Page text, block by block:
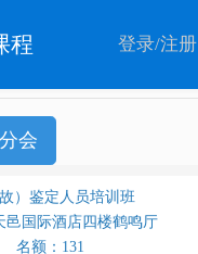
程 登录/注册
会
）鉴定人员培训班
邑国际酒店四楼鹤鸣厅
名额：131